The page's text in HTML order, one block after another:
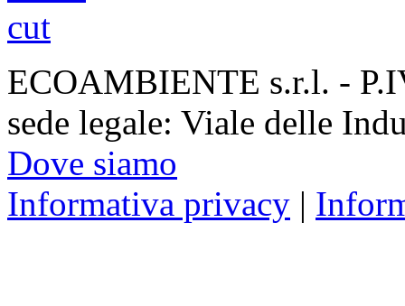
ECOAMBIENTE s.r.l. -
sede legale: Viale delle
Dove siamo
Informativa privacy |